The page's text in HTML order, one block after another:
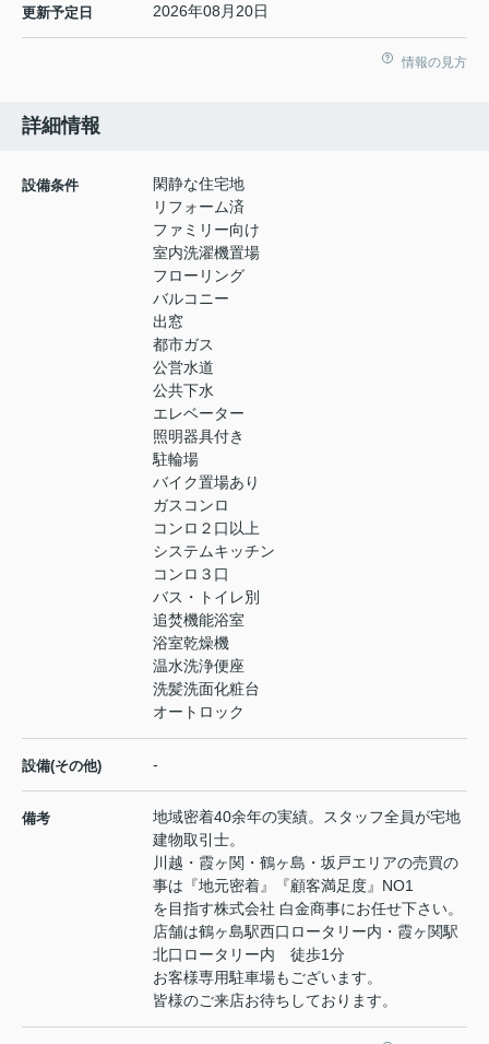
更新予定日 2026年08月20日
情報の見方
詳細情報
設備条件
閑静な住宅地
リフォーム済
ファミリー向け
室内洗濯機置場
フローリング
バルコニー
出窓
都市ガス
公営水道
公共下水
エレベーター
照明器具付き
駐輪場
バイク置場あり
ガスコンロ
コンロ２口以上
システムキッチン
コンロ３口
バス・トイレ別
追焚機能浴室
浴室乾燥機
温水洗浄便座
洗髪洗面化粧台
オートロック
設備(その他) -
備考
地域密着40余年の実績。スタッフ全員が宅地
建物取引士。
川越・霞ヶ関・鶴ヶ島・坂戸エリアの売買の
事は『地元密着』『顧客満足度』NO1
を目指す株式会社 白金商事にお任せ下さい。
店舗は鶴ヶ島駅西口ロータリー内・霞ヶ関駅
北口ロータリー内 徒歩1分
お客様専用駐車場もございます。
皆様のご来店お待ちしております。